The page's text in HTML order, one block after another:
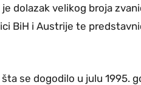
dolazak velikog broja
BiH i Austrije te
se dogodilo u julu 1995.